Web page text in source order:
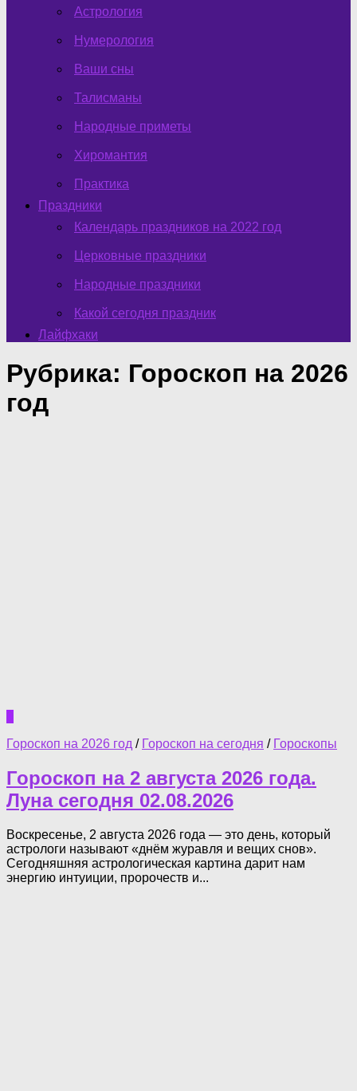
Астрология
Нумерология
Ваши сны
Талисманы
Народные приметы
Хиромантия
Практика
Праздники
Календарь праздников на 2022 год
Церковные праздники
Народные праздники
Какой сегодня праздник
Лайфхаки
Рубрика: Гороскоп на 2026
год
0
Гороскоп на 2026 год / Гороскоп на сегодня / Гороскопы
Гороскоп на 2 августа 2026 года.
Луна сегодня 02.08.2026
Воскресенье, 2 августа 2026 года — это день, который
астрологи называют «днём журавля и вещих снов».
Сегодняшняя астрологическая картина дарит нам
энергию интуиции, пророчеств и...